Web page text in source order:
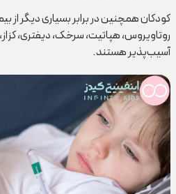
کودکان همچنین در برابر بسیاری دیگر از
روتاویروس، هپاتیت، سرخک، دیفتری،
آسیب‌پذیر هستند.